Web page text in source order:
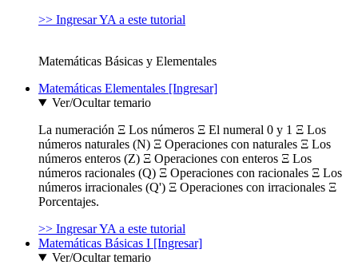
>> Ingresar YA a este tutorial
Matemáticas Básicas y Elementales
Matemáticas Elementales [Ingresar]
Ver/Ocultar temario
La numeración Ξ Los números Ξ El numeral 0 y 1 Ξ Los
números naturales (N) Ξ Operaciones con naturales Ξ Los
números enteros (Z) Ξ Operaciones con enteros Ξ Los
números racionales (Q) Ξ Operaciones con racionales Ξ Los
números irracionales (Q') Ξ Operaciones con irracionales Ξ
Porcentajes.
>> Ingresar YA a este tutorial
Matemáticas Básicas I [Ingresar]
Ver/Ocultar temario